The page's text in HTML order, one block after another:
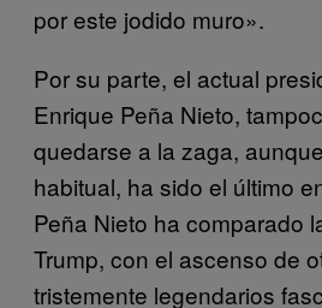
por este jodido muro».
Por su parte, el actual
Enrique Peña Nieto,
quedarse a la zaga,
habitual, ha sido el último
Peña Nieto ha comparado
Trump, con el ascenso de
tristemente legendarios